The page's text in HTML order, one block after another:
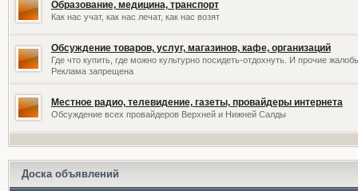
Образование, медицина, транспорт
Как нас учат, как нас лечат, как нас возят
Обсуждение товаров, услуг, магазинов, кафе, организаций
Где что купить, где можно культурно посидеть-отдохнуть. И прочие
Реклама запрещена
Местное радио, телевидение, газеты, провайдеры интернета
Обсуждение всех провайдеров Верхней и Нижней Салды
Доска объявлений